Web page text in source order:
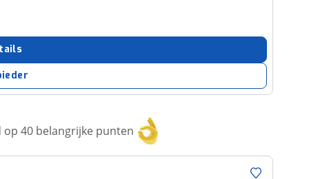
40 belangrijke punten